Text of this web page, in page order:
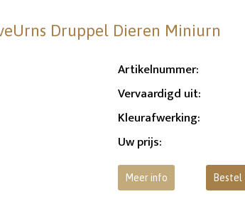
Druppel Dieren Miniurn
Artikelnummer:
Vervaardigd uit:
Kleurafwerking:
Uw prijs:
Meer info Bestel